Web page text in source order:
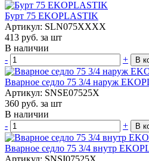
Бурт 75 EKOPLASTIK
Артикул: SLN075XXXX
413 руб. за шт
В наличии
-
+ В
Вварное седло 75 3/4 наруж
Артикул: SNSE07525X
360 руб. за шт
В наличии
-
+ В
Вварное седло 75 3/4 внутр
Артикул: SNSI07525X